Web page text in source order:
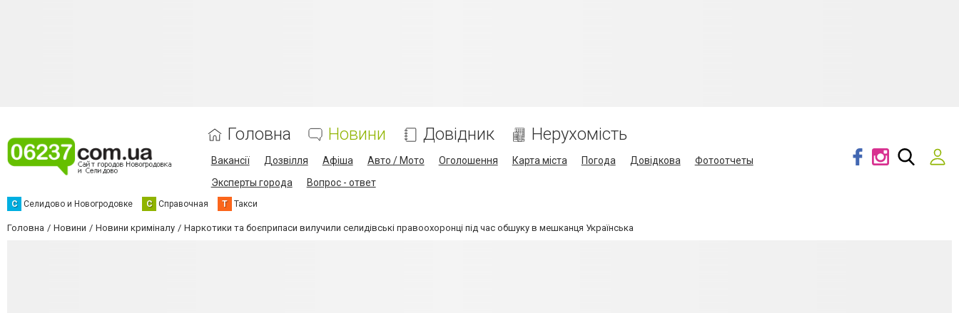
Головна Новини Довідник Нерухомість
Вакансії Дозвілля Афіша Авто / Мото Оголошення Карта міста Погода Довідкова
Фотоотчеты
Эксперты города
Вопрос - ответ
С Селидово и Новогродовке С Справочная Т Такси
Головна Новини Новини криміналу Наркотики та боєприпаси вилучили селидівські правоохоронці під час обшуку в мешканця Українська